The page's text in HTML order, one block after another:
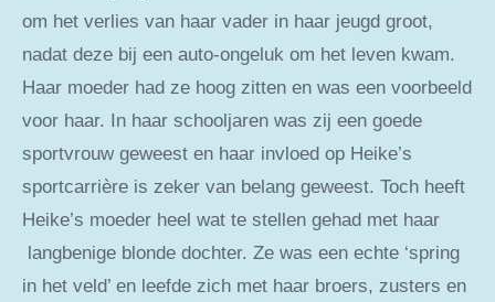
om het verlies van haar vader in haar jeugd groot,
nadat deze bij een auto-ongeluk om het leven kwam.
Haar moeder had ze hoog zitten en was een voorbeeld
voor haar. In haar schooljaren was zij een goede
sportvrouw geweest en haar invloed op Heike’s
sportcarrière is zeker van belang geweest. Toch heeft
Heike’s moeder heel wat te stellen gehad met haar
langbenige blonde dochter. Ze was een echte ‘spring
in het veld’ en leefde zich met haar broers, zusters en